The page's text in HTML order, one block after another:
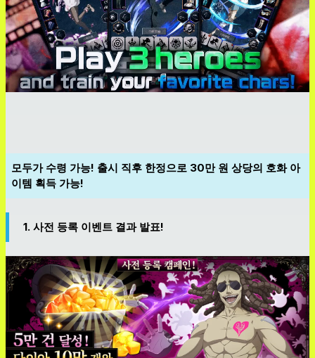
모두가 수령 가능! 출시 직후 한정으로 30만 원 상당의 호화 아
이템 획득 가능!
1. 사전 등록 이벤트 결과 발표!